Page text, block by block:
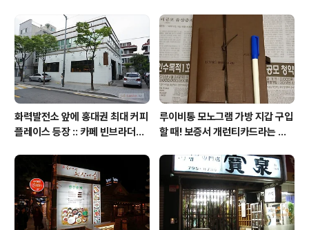
화력발전소 앞에 홍대권 최대 커피
플레이스 등장 :: 카페 빈브라더스
루이비통 모노그램 가방 지갑 구입
할 때! 보증서 개런티카드라는 것